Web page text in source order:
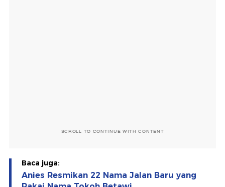
SCROLL TO CONTINUE WITH CONTENT
Baca juga:
Anies Resmikan 22 Nama Jalan Baru yang